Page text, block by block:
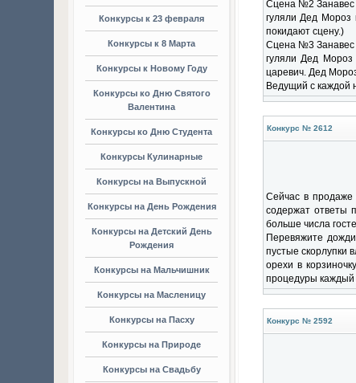
Конкурсы к 23 февраля
Конкурсы к 8 Марта
Конкурсы к Новому Году
Конкурсы ко Дню Святого
Валентина
Конкурсы ко Дню Студента
Конкурсы Кулинарные
Конкурсы на Выпускной
Конкурсы на День Рождения
Конкурсы на Детский День
Рождения
Конкурсы на Мальчишник
Конкурсы на Масленицу
Конкурсы на Пасху
Конкурсы на Природе
Конкурсы на Свадьбу
Сцена №2 Занавес
гуляли Дед Мороз
покидают сцену.)
Сцена №3 Занавес
гуляли Дед Мороз
царевич. Дед
Ведущий с каждой
Конкурс № 2612
Сейчас в продаже
содержат ответы
больше числа
Перевяжите
пустые скорлупки
орехи в
процедуры каждый
Конкурс № 2592